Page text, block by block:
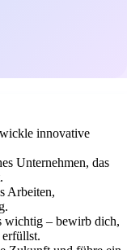
innovative
Unternehmen, das
Arbeiten,
wichtig – bewirb dich,